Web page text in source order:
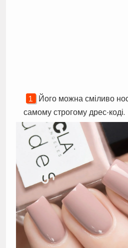
Його можна сміливо
самому строгому дрес-коді.